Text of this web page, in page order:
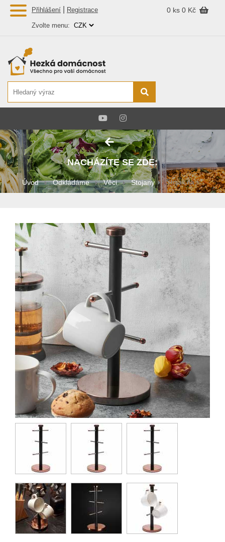
Přihlášení Registrace 0 ks 0 Kč
Zvolte menu:
NACHÁZÍTE SE ZDE:
Úvod Odkládáme Věci Stojany Stojan na š...